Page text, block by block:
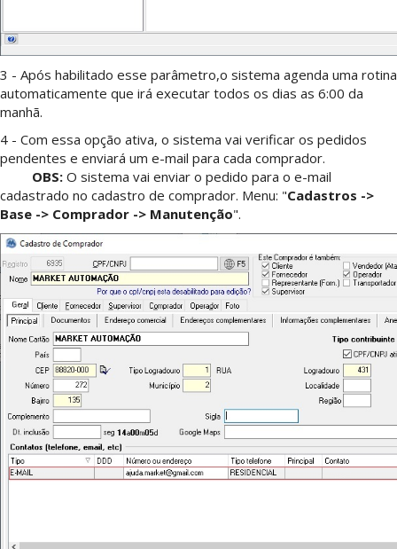
3 - Após habilitado esse parâmetro,o sistema agenda uma rotina
automaticamente que irá executar todos os dias as 6:00 da
manhã.
4 - Com essa opção ativa, o sistema vai verificar os pedidos
pendentes e enviará um e-mail para cada comprador.
OBS: O sistema vai enviar o pedido para o e-mail
cadastrado no cadastro de comprador. Menu: "Cadastros ->
Base -> Comprador -> Manutenção".